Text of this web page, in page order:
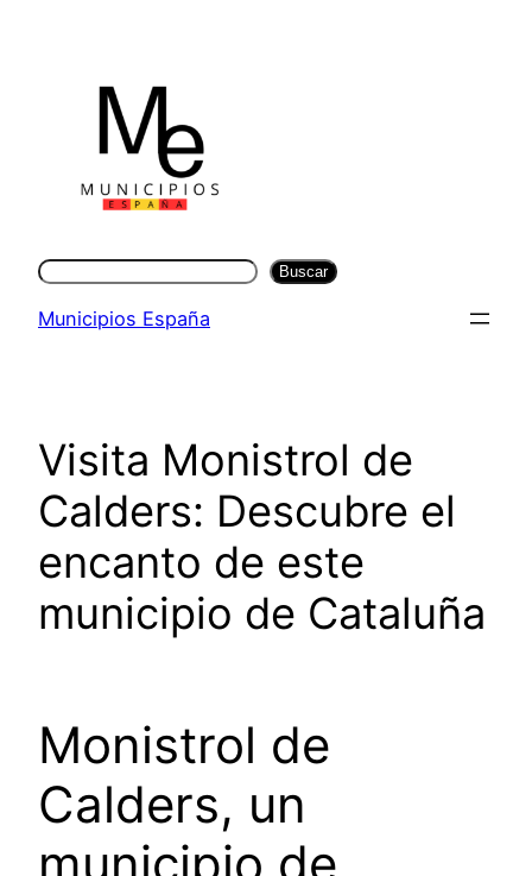
contenido
Buscar Buscar
Municipios España
Visita Monistrol de
Calders: Descubre el
encanto de este
municipio de Cataluña
Monistrol de
Calders, un
municipio de